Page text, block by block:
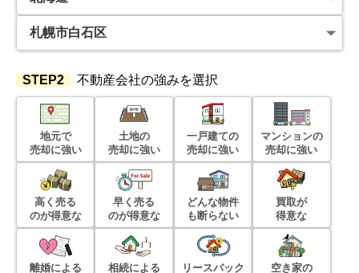
STEP2 不動産会社の強みを選択
地元で
売却に強い
土地の
売却に強い
一戸建ての
売却に強い
マンションの
売却に強い
高く売る
のが得意な
早く売る
のが得意な
どんな物件
も断らない
買取が
得意な
離婚による 相続による リースバック 空き家の